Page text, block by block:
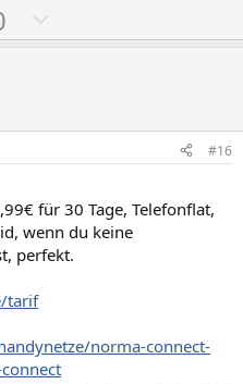
e
t
v
e
S
t
e
#16
für 30 Tage, Telefonflat,
wenn du keine
perfekt.
tarif
norma-connect-